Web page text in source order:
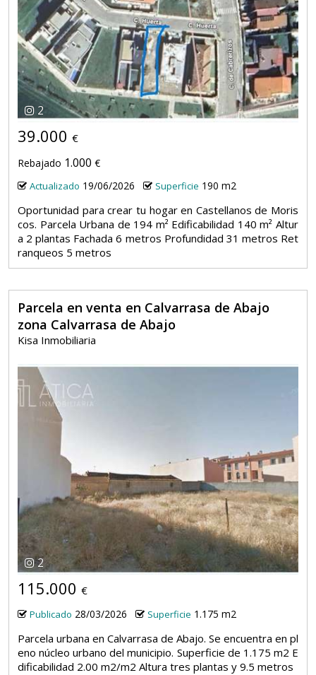
2
39.000 €
Rebajado 1.000 €
Actualizado 19/06/2026 Superficie 190 m2
Oportunidad para crear tu hogar en Castellanos de Moris
cos. Parcela Urbana de 194 m² Edificabilidad 140 m² Altur
a 2 plantas Fachada 6 metros Profundidad 31 metros Ret
ranqueos 5 metros
Parcela en venta en Calvarrasa de Abajo
zona Calvarrasa de Abajo
Kisa Inmobiliaria
2
115.000 €
Publicado 28/03/2026 Superficie 1.175 m2
Parcela urbana en Calvarrasa de Abajo. Se encuentra en pl
eno núcleo urbano del municipio. Superficie de 1.175 m2 E
dificabilidad 2.00 m2/m2 Altura tres plantas y 9.5 metros